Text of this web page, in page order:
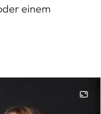
einem